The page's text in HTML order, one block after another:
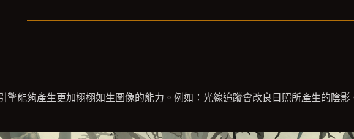
擎能夠產生更加栩栩如生圖像的能力。例如：光線追蹤會改良日照所產生的陰影